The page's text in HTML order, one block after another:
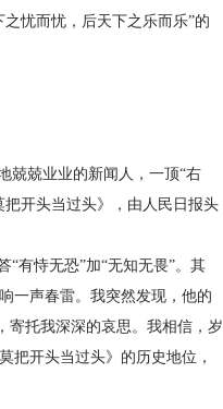
忧而忧，后天下之乐而乐”的
兢业业的新闻人，一顶“右
开头当过头》，由人民日报头
有恃无恐”加“无知无畏”。其
一声春雷。我突然发现，他的
寄托我深深的哀思。我相信，岁
把开头当过头》的历史地位，